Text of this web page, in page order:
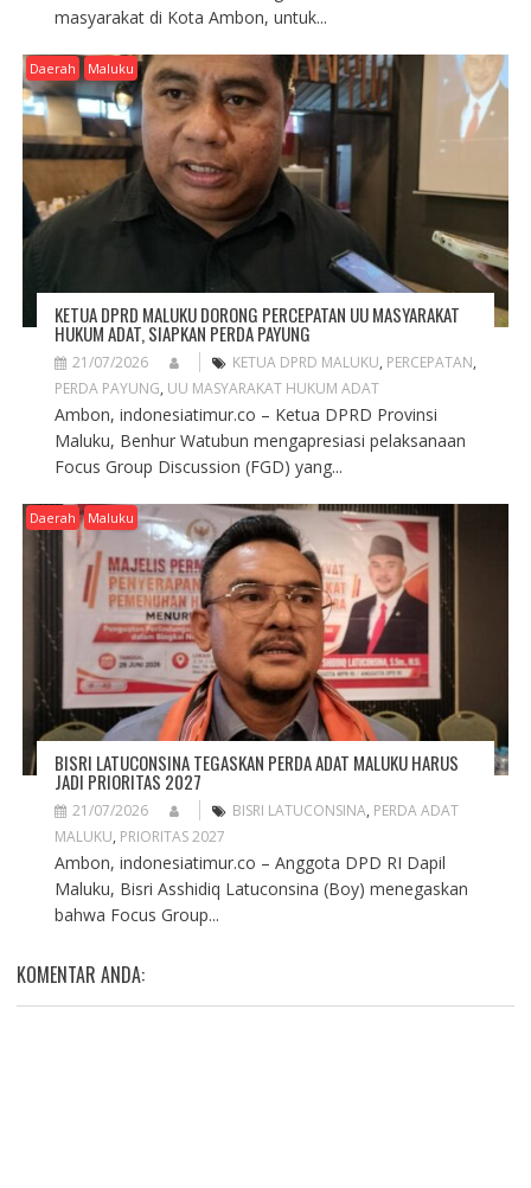
masyarakat di Kota Ambon, untuk...
Daerah Maluku
KETUA DPRD MALUKU DORONG PERCEPATAN UU MASYARAKAT
HUKUM ADAT, SIAPKAN PERDA PAYUNG
21/07/2026 KETUA DPRD MALUKU, PERCEPATAN,
PERDA PAYUNG, UU MASYARAKAT HUKUM ADAT
Ambon, indonesiatimur.co – Ketua DPRD Provinsi
Maluku, Benhur Watubun mengapresiasi pelaksanaan
Focus Group Discussion (FGD) yang...
Daerah Maluku
BISRI LATUCONSINA TEGASKAN PERDA ADAT MALUKU HARUS
JADI PRIORITAS 2027
21/07/2026 BISRI LATUCONSINA, PERDA ADAT
MALUKU, PRIORITAS 2027
Ambon, indonesiatimur.co – Anggota DPD RI Dapil
Maluku, Bisri Asshidiq Latuconsina (Boy) menegaskan
bahwa Focus Group...
KOMENTAR ANDA: